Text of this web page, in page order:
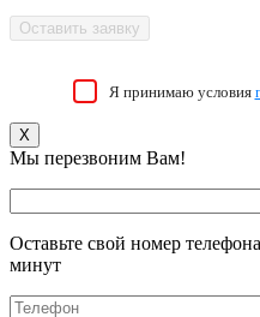
Я принимаю условия
X
Мы перезвоним Вам!
Оставьте свой номер
минут